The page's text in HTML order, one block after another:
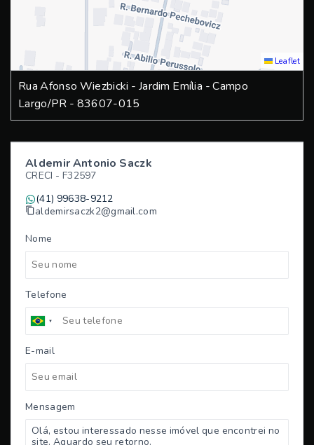
Aldemir Antonio Saczk
CRECI - F32597
(41) 99638-9212
aldemirsaczk2@gmail.com
Nome
Telefone
E-mail
Mensagem
Leaflet
Rua Afonso Wiezbicki - Jardim Emília - Campo
Largo/PR - 83607-015